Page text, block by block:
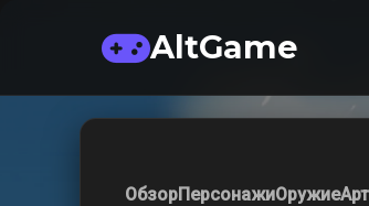
AltGame
ОбзорПерсонажиОружие